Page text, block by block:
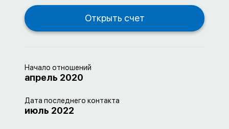
Начало отношений
апрель 2020
Дата последнего контакта
июль 2022